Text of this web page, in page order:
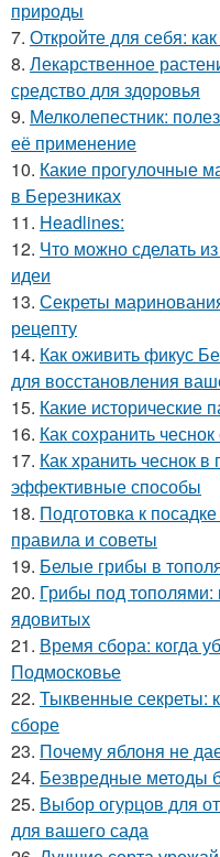
природы
7. Откройте для себя:
8. Лекарственное
средство для здоровья
9. Мелколепестник:
её применение
10. Какие прогулочные
в Березниках
11. Headlines:
12. Что можно сделать
идеи
13. Секреты
рецепту
14. Как оживить фикус
для восстановления
15. Какие исторические
16. Как сохранить
17. Как хранить чеснок
эффективные способы
18. Подготовка к
правила и советы
19. Белые грибы в
20. Грибы под тополями:
ядовитых
21. Время сбора: когда
Подмосковье
22. Тыквенные секреты:
сборе
23. Почему яблоня не
24. Безвредные методы
25. Выбор огурцов для
для вашего сада